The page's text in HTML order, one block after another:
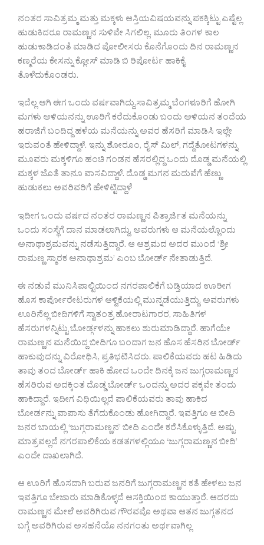
ನಂತರ ಸಾವಿತ್ರಮ್ಮ ಮತ್ತು ಮಕ್ಕಳು ಆಸ್ತಿಯವಿಷಯವನ್ನು ಪಕಕ್ಕಿಟ್ಟು ಎಷ್ಟೆಲ್ಲ
ಹುಡುಕಿದರೂ ರಾಮಣ್ಣನ ಸುಳಿವೇ ಸಿಗಲಿಲ್ಲ. ಮೂರು ತಿಂಗಳ ಕಾಲ
ಹುಡುಕಾಡಿದಂತೆ ಮಾಡಿದ ಪೋಲೀಸರು ಕೊನೆಗೊಂದು ದಿನ ರಾಮಣ್ಣನ
ಕಣ್ಮರೆಯ ಕೇಸನ್ನು ಕ್ಲೋಸ್ ಮಾಡಿ ಬಿ ರಿಪೋರ್ಟ ಹಾಕಿಕೈ
ತೊಳೆದುಕೊಂಡರು.
ಇದೆಲ್ಲ ಆಗಿ ಈಗ ಒಂದು ವರ್ಷವಾಗಿದ್ದು,ಸಾವಿತ್ರಮ್ಮ ಬೆಂಗಳೂರಿಗೆ ಹೋಗಿ
ಮಗಳು ಅಳಿಯನನ್ನು ಊರಿಗೆ ಕರೆದುಕೊಂಡು ಬಂದು ಅಳಿಯನ ತಂದೆಯ
ಹರಾಜಿಗೆ ಬಂದಿದ್ದ ಹಳೆಯ ಮನೆಯನ್ನು ಅವರ ಹೆಸರಿಗೆ ಮಾಡಿಸಿ ಇಲ್ಲೇ
ಇರುವಂತೆ ಹೇಳಿದ್ದಾಳೆ. ಇನ್ನು ಶೋರೂಂ, ರೈಸ್ ಮಿಲ್, ಗದ್ದೆತೋಟಗಳನ್ನು
ಮೂವರು ಮಕ್ಕಳಿಗೂ ಹಂಚಿ ಗಂಡನ ಹೆಸರಲ್ಲಿದ್ದ ಒಂದು ದೊಡ್ಡ ಮನೆಯಲ್ಲಿ
ಮಕ್ಕಳ ಜೊತೆ ತಾನೂ ವಾಸವಿದ್ದಾಳೆ. ದೊಡ್ಡ ಮಗನ ಮದುವೆಗೆ ಹೆಣ್ಣು
ಹುಡುಕಲು ಅವರಿವರಿಗೆ ಹೇಳಿಟ್ಟಿದ್ದಾಳೆ
ಇದೀಗ ಒಂದು ವರ್ಷದ ನಂತರ ರಾಮಣ್ಣನ ಪಿತ್ರಾರ್ಜಿತ ಮನೆಯನ್ನು
ಒಂದು ಸಂಸ್ಥೆಗೆ ದಾನ ಮಾಡಲಾಗಿದ್ದು, ಅವರುಗಳು ಆ ಮನೆಯಲ್ಲೊಂದು
ಅನಾಥಾಶ್ರಮವನ್ನು ನಡೆಸುತ್ತಿದ್ದಾರೆ. ಆ ಆಶ್ರಮದ ಅದರ ಮುಂದೆ ‘ಶ್ರೀ
ರಾಮಣ್ಣ ಸ್ಮಾರಕ ಅನಾಥಾಶ್ರಮ’ ಎಂಬ ಬೋರ್ಡ್ ನೇತಾಡುತ್ತಿದೆ.
ಈ ನಡುವೆ ಮುನಿಸಿಪಾಲ್ಟಿಯಿಂದ ನಗರಪಾಲಿಕೆಗೆ ಬಡ್ತಿಯಾದ ಊರೀಗ
ಹೊಸ ಕಾರ್ಪೋರೇಟರುಗಳ ಆಳ್ವಿಕೆಯಲ್ಲಿ ಮುನ್ನಡೆಯುತ್ತಿದ್ದು, ಅವರುಗಳು
ಊರಿನೆಲ್ಲ ಬೀದಿಗಳಿಗೆ ಸ್ವಾತಂತ್ರ ಹೋರಾಟಗಾರರ, ಸಾಹಿತಿಗಳ
ಹೆಸರುಗಳನ್ನಿಟ್ಟು ಬೋರ್ಡ್ಗಳನ್ನು ಹಾಕಲು ಶುರುಮಾಡಿದ್ದಾರೆ. ಹಾಗೆಯೇ
ರಾಮಣ್ಣನ ಮನೆಯಿದ್ದ ಬೀದಿಗೂ ಬಂದಾಗ ಜನ ಹೊಸ ಹೆಸರಿನ ಬೋರ್ಡ್
ಹಾಕುವುದನ್ನು ವಿರೋಧಿಸಿ, ಪ್ರತಿಭಟಿಸಿದರು. ಪಾಲಿಕೆಯವರು ಹಟ ಹಿಡಿದು
ತಾವು ತಂದ ಬೋರ್ಡ್ ಹಾಕಿ ಹೋದ ಒಂದೇ ದಿನಕ್ಕೆ ಜನ ಜುಗ್ಗರಾಮಣ್ಣನ
ಹೆಸರಿರುವ ಅದಕ್ಕಿಂತ ದೊಡ್ಡ ಬೋರ್ಡ್ ಒಂದನ್ನು ಅದರ ಪಕ್ಕವೇ ತಂದು
ಹಾಕಿದ್ದಾರೆ. ಇದೀಗ ವಿಧಿಯಿಲ್ಲದೆ ಪಾಲಿಕೆಯವರು ತಾವು ಹಾಕಿದ
ಬೋರ್ಡನ್ನು ವಾಪಾಸು ತೆಗೆದುಕೊಂಡು ಹೋಗಿದ್ದಾರೆ. ಇವತ್ತಿಗೂ ಆ ಬೀದಿ
ಜನರ ಬಾಯಲ್ಲಿ ‘ಜುಗ್ಗರಾಮಣ್ಣನ’ ಬೀದಿ ಎಂದೇ ಕರೆಸಿಕೊಳ್ಳುತ್ತಿದೆ. ಅಷ್ಟು
ಮಾತ್ರವಲ್ಲದೆ ನಗರಪಾಲಿಕೆಯ ಕಡತಗಳಲ್ಲಿಯೂ ‘ಜುಗ್ಗರಾಮಣ್ಣನ ಬೀದಿ’
ಎಂದೇ ದಾಖಲಾಗಿದೆ.
ಆ ಊರಿಗೆ ಹೊಸದಾಗಿ ಬರುವ ಜನರಿಗೆ ಜುಗ್ಗರಾಮಣ್ಣನ ಕತೆ ಹೇಳಲು ಜನ
ಇವತ್ತಿಗೂ ಬೇಜಾರು ಮಾಡಿಕೊಳ್ಳದೆ ಆಸಕ್ತಿಯಿಂದ ಕಾಯುತ್ತಾರೆ. ಆದರದು
ರಾಮಣ್ಣನ ಮೇಲೆ ಅವರಿಗಿರುವ ಗೌರವವೊ ಅಥವಾ ಆತನ ಜುಗ್ಗತನದ
ಬಗ್ಗೆ ಅವರಿಗಿರುವ ಅಸಹನೆಯೊ ನನಗಂತು ಅರ್ಥವಾಗಿಲ್ಲ